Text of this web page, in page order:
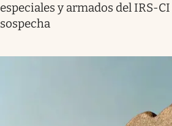
especiales y armados del IRS-
sospecha